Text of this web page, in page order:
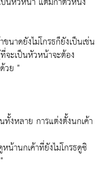
าดยังไม่โกรธก็ยังเป็นเช่น
จะเป็นหัวหน้าจะต้อง
วย "
ทั้งหลาย การแต่งตั้งนกเค้า
น้านกเค้าที่ยังไม่โกรธดูซิ